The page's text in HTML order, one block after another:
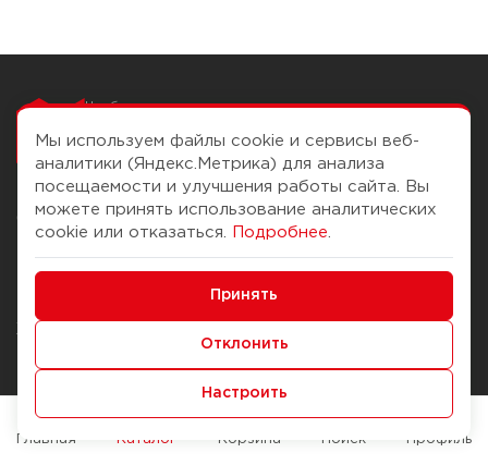
Чтобы вам легко
О компании
История Компании
Журнал
Наши марки
Брендирование
Помощь
Доставка и оплата
Способы оплаты
Служба контроля качества
Мы используем файлы cookie и сервисы веб-
аналитики (Яндекс.Метрика) для анализа
посещаемости и улучшения работы сайта. Вы
можете принять использование аналитических
cookie или отказаться.
Подробнее
Принять
Отклонить
Настроить
Главная Каталог Корзина Поиск Профиль